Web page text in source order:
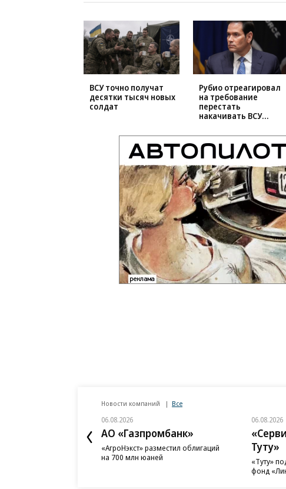
ВСУ точно получат
десятки тысяч новых
солдат
Рубио отреагировал
на требование
перестать
накачивать ВСУ
Новости компаний Все
06.08.2026
АО «Газпромбанк»
«АгроНэкст» разместил облигаций
на 700 млн юаней
06.08.2026
Туту»
«Туту»
фонд